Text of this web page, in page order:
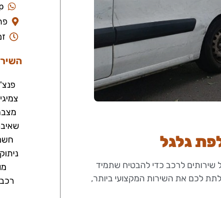
גלגל
שירותים לרכב כדי להבטיח שתמיד
לתת לכם את השירות המקצועי ביותר,